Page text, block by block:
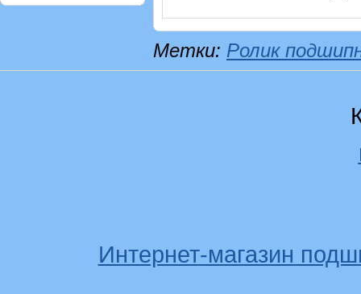
Метки: Ролик
Интернет-магазин